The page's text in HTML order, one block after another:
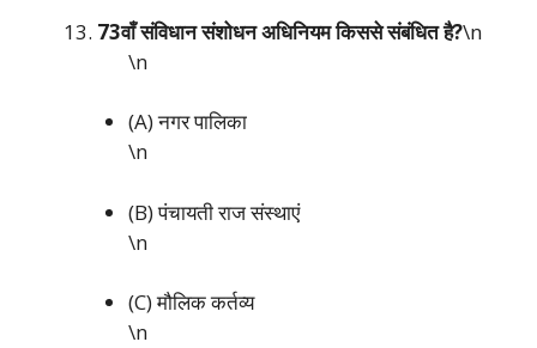
73वाँ संविधान संशोधन अधिनियम किससे संबंधित है?\n
\n
(A) नगर पालिका
\n
(B) पंचायती राज संस्थाएं
\n
(C) मौलिक कर्तव्य
\n